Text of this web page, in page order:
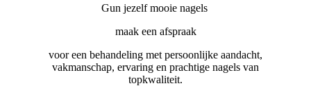
Gun jezelf mooie nagels
maak een afspraak
voor een behandeling met persoonlijke aandacht,
vakmanschap, ervaring en prachtige nagels van
topkwaliteit.